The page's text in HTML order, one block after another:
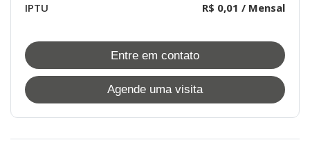
IPTU
R$ 0,01 / Mensal
Entre em contato
Agende uma visita